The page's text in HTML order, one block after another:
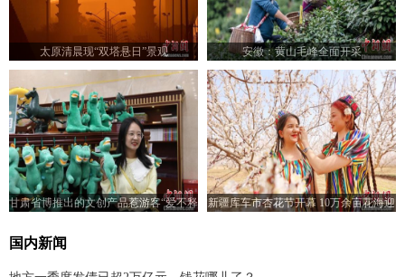
太原清晨现“双塔悬日”景观 安徽：黄山毛峰全面开采
甘肃省博推出的文创产品惹游客“爱不释
新疆库车市杏花节开幕 10万余亩花海迎
国内新闻